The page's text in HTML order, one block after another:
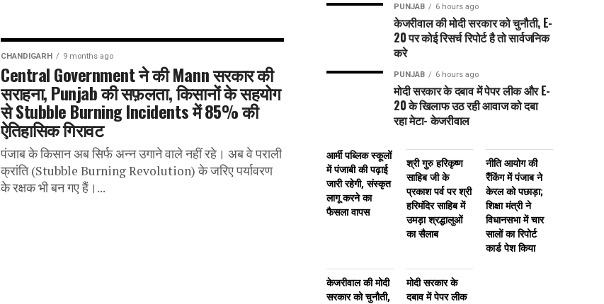
CHANDIGARH 9 months ago
Central Government ने की Mann सरकार की
सराहना, Punjab की सफ़लता, किसानों के सहयोग
से Stubble Burning Incidents में 85% की
ऐतिहासिक गिरावट
पंजाब के किसान अब सिर्फ अन्न उगाने वाले नहीं रहे। अब वे पराली
क्रांति (Stubble Burning Revolution) के जरिए पर्यावरण
के रक्षक भी बन गए हैं।...
PUNJAB 6 hours ago
केजरीवाल की मोदी सरकार को चुनौती, E-
20 पर कोई रिसर्च रिपोर्ट है तो सार्वजनिक
करे
PUNJAB 6 hours ago
मोदी सरकार के दबाव में पेपर लीक और E-
20 के खिलाफ उठ रही आवाज को दबा
रहा मेटा- केजरीवाल
आर्मी पब्लिक स्कूलों
में पंजाबी की पढ़ाई
जारी रहेगी, संस्कृत
लागू करने का
फैसला वापस
श्री गुरु हरिकृष्ण
साहिब जी के
प्रकाश पर्व पर श्री
हरिमंदिर साहिब में
उमड़ा श्रद्धालुओं
का सैलाब
नीति आयोग की
रैंकिंग में पंजाब ने
केरल को पछाड़ा;
शिक्षा मंत्री ने
विधानसभा में चार
सालों का रिपोर्ट
कार्ड पेश किया
केजरीवाल की मोदी
सरकार को चुनौती,
मोदी सरकार के
दबाव में पेपर लीक